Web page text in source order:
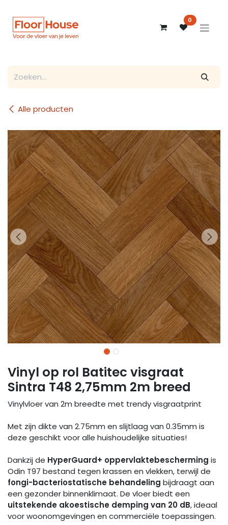
0
Alle producten
Vinyl op rol Batitec visgraat
Sintra T48 2,75mm 2m breed
Vinylvloer van 2m breedte met trendy visgraatprint
Met zijn dikte van 2.75mm en slijtlaag van 0.35mm is
deze geschikt voor alle huishoudelijke situaties!
Dankzij de HyperGuard+ oppervlaktebescherming is
Odin T97 bestand tegen krassen en vlekken, terwijl de
fongi-bacteriostatische behandeling bijdraagt aan
een gezonder binnenklimaat. De vloer biedt een
uitstekende akoestische demping van 20 dB, ideaal
voor woonomgevingen en commerciële toepassingen.